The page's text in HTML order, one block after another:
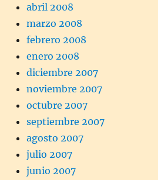
abril 2008
marzo 2008
febrero 2008
enero 2008
diciembre 2007
noviembre 2007
octubre 2007
septiembre 2007
agosto 2007
julio 2007
junio 2007